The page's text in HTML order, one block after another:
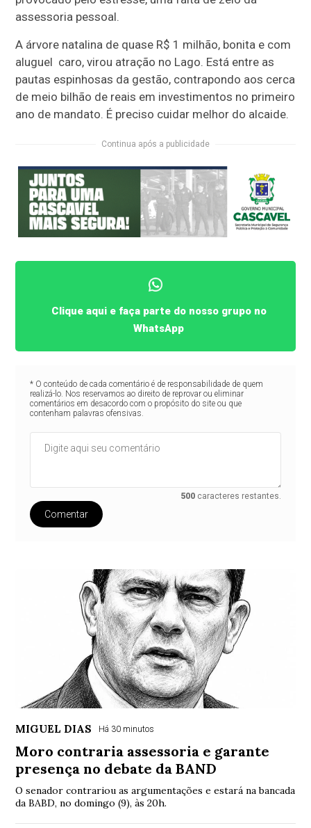
assessoria pessoal.
A árvore natalina de quase R$ 1 milhão, bonita e com
aluguel caro, virou atração no Lago. Está entre as
pautas espinhosas da gestão, contrapondo aos cerca
de meio bilhão de reais em investimentos no primeiro
ano de mandato. É preciso cuidar melhor do alcaide.
Continua após a publicidade
Clique aqui e faça parte do nosso grupo no
WhatsApp
* O conteúdo de cada comentário é de responsabilidade de quem
realizá-lo. Nos reservamos ao direito de reprovar ou eliminar
comentários em desacordo com o propósito do site ou que
contenham palavras ofensivas.
500 caracteres restantes.
Comentar
MIGUEL DIAS Há 30 minutos
Moro contraria assessoria e garante
presença no debate da BAND
O senador contrariou as argumentações e estará na bancada
da BABD, no domingo (9), às 20h.